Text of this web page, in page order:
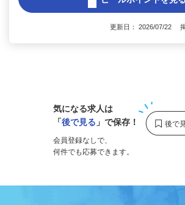
更新日： 2026/07/22
気になる求人は
「後で見る 」で保存！
会員登録なしで、
何件でも応募できます。